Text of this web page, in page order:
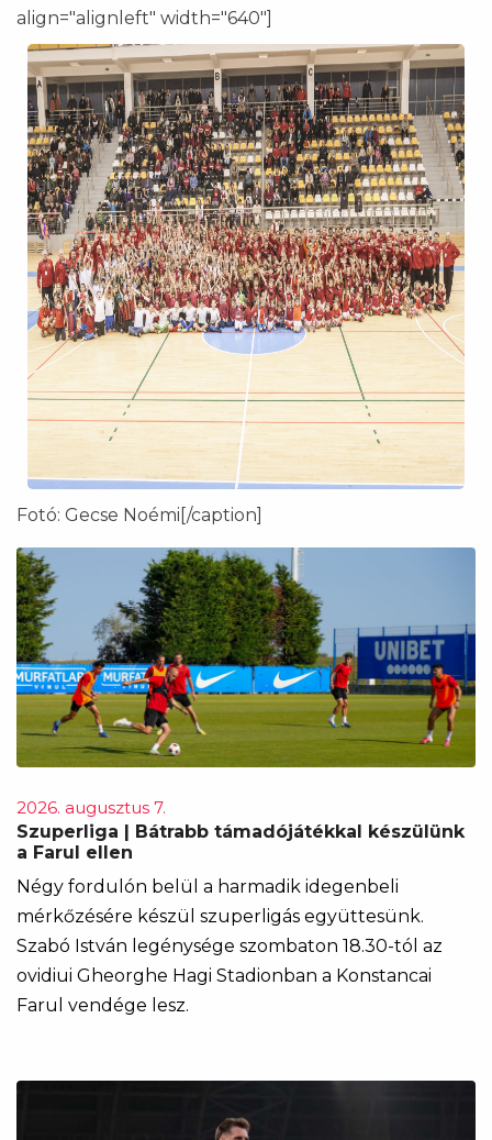
align="alignleft" width="640"]
Fotó: Gecse Noémi[/caption]
2026. augusztus 7.
Szuperliga | Bátrabb támadójátékkal készülünk
a Farul ellen
Négy fordulón belül a harmadik idegenbeli
mérkőzésére készül szuperligás együttesünk.
Szabó István legénysége szombaton 18.30-tól az
ovidiui Gheorghe Hagi Stadionban a Konstancai
Farul vendége lesz.